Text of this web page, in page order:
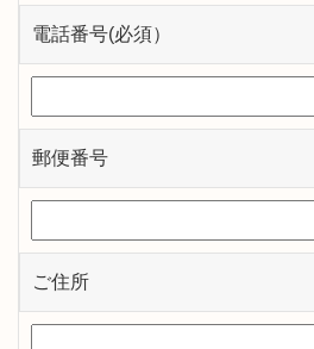
電話番号(必須）
郵便番号
ご住所